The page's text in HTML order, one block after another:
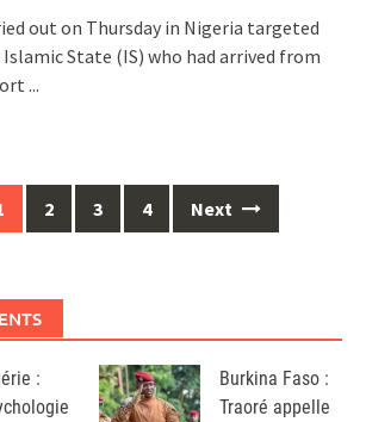
out on Thursday in Nigeria targeted
State (IS) who had arrived from
...
2 3 4 Next
:
Burkina Faso :
Traoré appelle